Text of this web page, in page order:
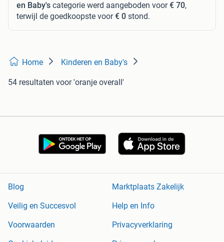
en Baby's categorie werd aangeboden voor€ 70,
terwijl de goedkoopste voor€ 0 stond.
Home Kinderen en Baby's
54 resultaten voor 'oranje overall'
Blog
Marktplaats Zakelijk
Veilig en Succesvol
Help en Info
Voorwaarden
Privacyverklaring